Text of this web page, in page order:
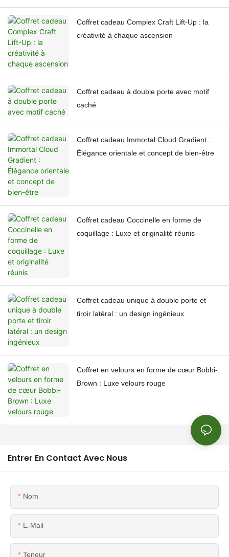
Coffret cadeau Complex Craft Lift-Up : la
créativité à chaque ascension
Coffret cadeau à double porte avec motif
caché
Coffret cadeau Immortal Cloud Gradient :
Élégance orientale et concept de bien-être
Coffret cadeau Coccinelle en forme de
coquillage : Luxe et originalité réunis
Coffret cadeau unique à double porte et
tiroir latéral : un design ingénieux
Coffret en velours en forme de cœur Bobbi-
Brown : Luxe velours rouge
Entrer En Contact Avec Nous
Nom
E-Mail
Teneur